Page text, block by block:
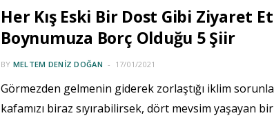
Her Kış Eski Bir Dost Gibi Ziyaret
Boynumuza Borç Olduğu 5 Şiir
BY MELTEM DENIZ DOĞAN 17/01/2021
Görmezden gelmenin giderek zorlaştığı iklim
kafamızı biraz sıyırabilirsek, dört mevsim yaşayan bir